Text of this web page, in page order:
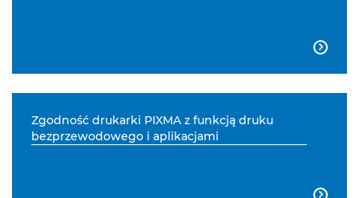

Zgodność drukarki PIXMA z funkcją druku
bezprzewodowego i aplikacjami
